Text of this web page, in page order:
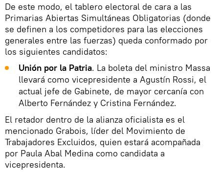
De este modo, el tablero electoral de cara a las
Primarias Abiertas Simultáneas Obligatorias (donde
se definen a los competidores para las elecciones
generales entre las fuerzas) queda conformado por
los siguientes candidatos:
Unión por la Patria. La boleta del ministro Massa
llevará como vicepresidente a Agustín Rossi, el
actual jefe de Gabinete, de mayor cercanía con
Alberto Fernández y Cristina Fernández.
El retador dentro de la alianza oficialista es el
mencionado Grabois, líder del Movimiento de
Trabajadores Excluidos, quien estará acompañada
por Paula Abal Medina como candidata a
vicepresidenta.